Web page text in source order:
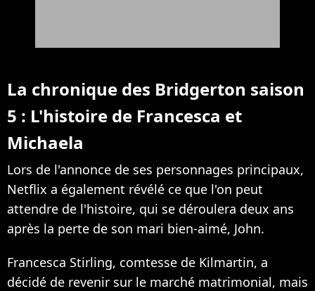
La chronique des Bridgerton saison
5 : L'histoire de Francesca et
Michaela
Lors de l'annonce de ses personnages principaux,
Netflix a également révélé ce que l'on peut
attendre de l'histoire, qui se déroulera deux ans
après la perte de son mari bien-aimé, John.
Francesca Stirling, comtesse de Kilmartin, a
décidé de revenir sur le marché matrimonial, mais